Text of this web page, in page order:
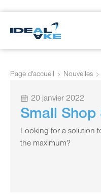
Page d'accueil Nouvelles
20 janvier 2022
Small Shop
Looking for a solution
the maximum?